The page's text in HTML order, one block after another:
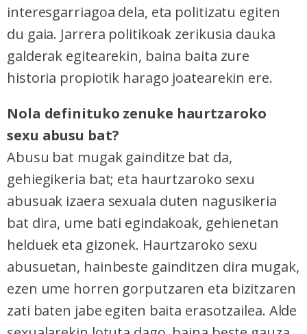
interesgarriagoa dela, eta politizatu egiten
du gaia. Jarrera politikoak zerikusia dauka
galderak egitearekin, baina baita zure
historia propiotik harago joatearekin ere.
Nola definituko zenuke haurtzaroko
sexu abusu bat?
Abusu bat mugak gainditze bat da,
gehiegikeria bat; eta haurtzaroko sexu
abusuak izaera sexuala duten nagusikeria
bat dira, ume bati egindakoak, gehienetan
helduek eta gizonek. Haurtzaroko sexu
abusuetan, hainbeste gainditzen dira mugak,
ezen ume horren gorputzaren eta bizitzaren
zati baten jabe egiten baita erasotzailea. Alde